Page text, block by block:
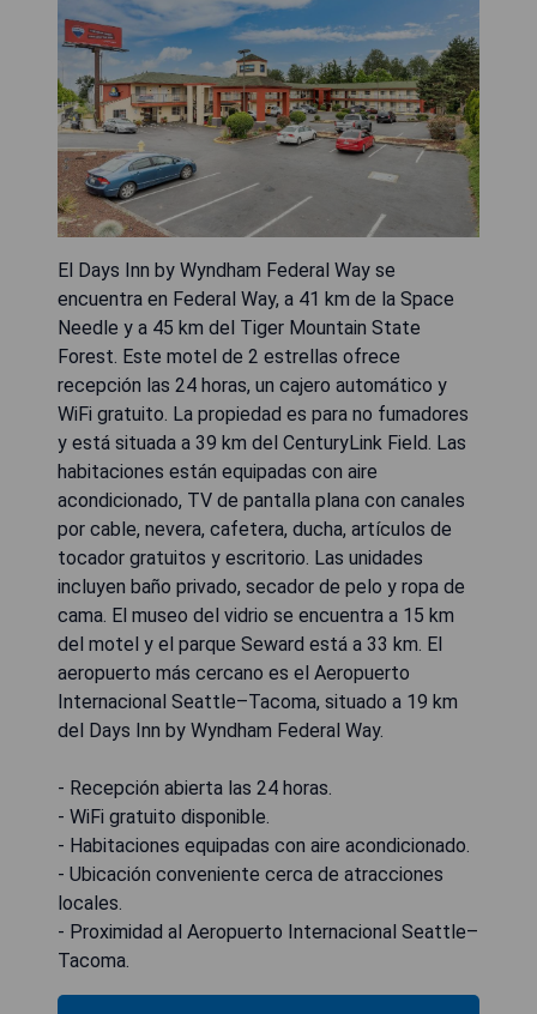
El Days Inn by Wyndham Federal Way se
encuentra en Federal Way, a 41 km de la Space
Needle y a 45 km del Tiger Mountain State
Forest. Este motel de 2 estrellas ofrece
recepción las 24 horas, un cajero automático y
WiFi gratuito. La propiedad es para no fumadores
y está situada a 39 km del CenturyLink Field. Las
habitaciones están equipadas con aire
acondicionado, TV de pantalla plana con canales
por cable, nevera, cafetera, ducha, artículos de
tocador gratuitos y escritorio. Las unidades
incluyen baño privado, secador de pelo y ropa de
cama. El museo del vidrio se encuentra a 15 km
del motel y el parque Seward está a 33 km. El
aeropuerto más cercano es el Aeropuerto
Internacional Seattle–Tacoma, situado a 19 km
del Days Inn by Wyndham Federal Way.
- Recepción abierta las 24 horas.
- WiFi gratuito disponible.
- Habitaciones equipadas con aire acondicionado.
- Ubicación conveniente cerca de atracciones
locales.
- Proximidad al Aeropuerto Internacional Seattle–
Tacoma.